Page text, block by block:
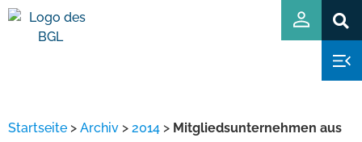
Startseite > Archiv > 2014 > Mitgliedsunternehmen aus